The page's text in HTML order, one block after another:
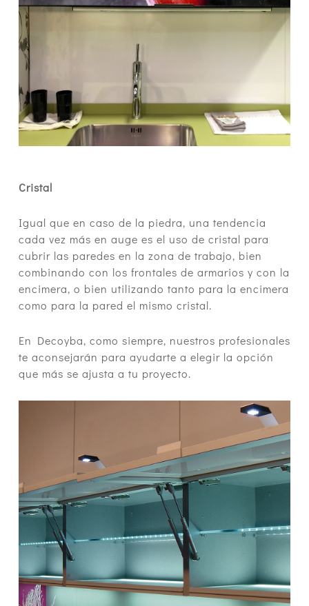
Cristal
Igual que en caso de la piedra, una tendencia
cada vez más en auge es el uso de cristal para
cubrir las paredes en la zona de trabajo, bien
combinando con los frontales de armarios y con la
encimera, o bien utilizando tanto para la encimera
como para la pared el mismo cristal.
En Decoyba, como siempre, nuestros profesionales
te aconsejarán para ayudarte a elegir la opción
que más se ajusta a tu proyecto.